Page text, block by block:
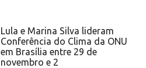
Lula e Marina Silva lideram
Conferência do Clima da ONU
em Brasília entre 29 de
novembro e 2